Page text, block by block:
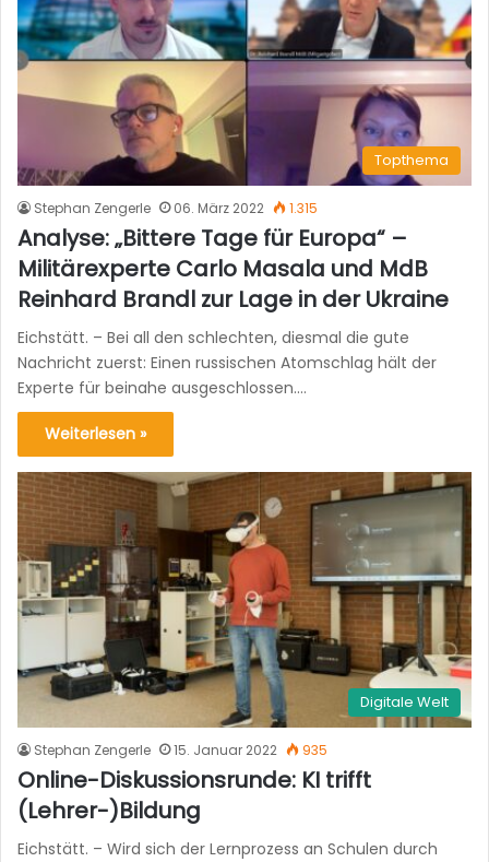
Topthema
Stephan Zengerle 06. März 2022 1.315
Analyse: „Bittere Tage für Europa“ –
Militärexperte Carlo Masala und MdB
Reinhard Brandl zur Lage in der Ukraine
Eichstätt. – Bei all den schlechten, diesmal die gute
Nachricht zuerst: Einen russischen Atomschlag hält der
Experte für beinahe ausgeschlossen.…
Weiterlesen »
Digitale Welt
Stephan Zengerle 15. Januar 2022 935
Online-Diskussionsrunde: KI trifft
(Lehrer-)Bildung
Eichstätt. – Wird sich der Lernprozess an Schulen durch